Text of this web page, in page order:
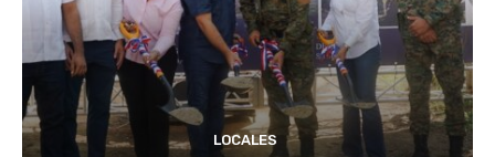
LOCALES